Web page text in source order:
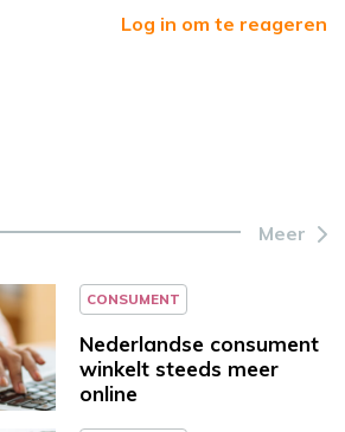
Log in om te reageren
Meer
CONSUMENT
Nederlandse consument
winkelt steeds meer
online